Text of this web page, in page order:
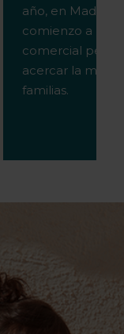
año, en Madrid,
comienzo a una
comercial
acercar la marca
familias.